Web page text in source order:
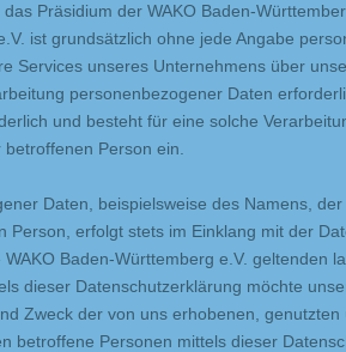
Präsidium der WAKO Baden-
ist grundsätzlich ohne jede Angabe
Services unseres Unternehmens über
personenbezogener Daten
und besteht für eine solche
Person ein.
Daten, beispielsweise des Namens,
Person, erfolgt stets im Einklang mit der
Baden-Württemberg e.V. geltenden
dieser Datenschutzerklärung möchte
Zweck der von uns erhobenen,
betroffene Personen mittels dieser